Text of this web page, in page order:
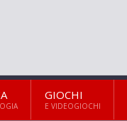
GIOCHI
E VIDEOGIOCHI